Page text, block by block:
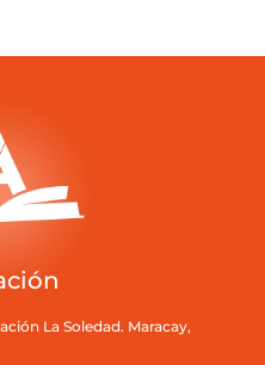
La Soledad. Maracay,